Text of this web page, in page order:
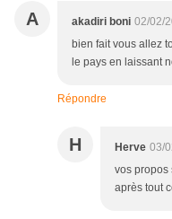
A akadiri boni 02/02/
bien fait vous allez
le pays en laissant
Répondre
H Herve 03/
vos propos
après tout